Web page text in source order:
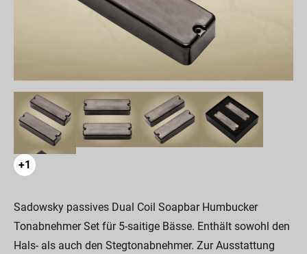
+1
Sadowsky passives Dual Coil Soapbar Humbucker
Tonabnehmer Set für 5-saitige Bässe. Enthält sowohl den
Hals- als auch den Stegtonabnehmer. Zur Ausstattung